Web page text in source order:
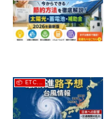
📦 ETC...